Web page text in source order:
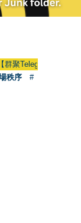
Telegram群組】
秩序
#